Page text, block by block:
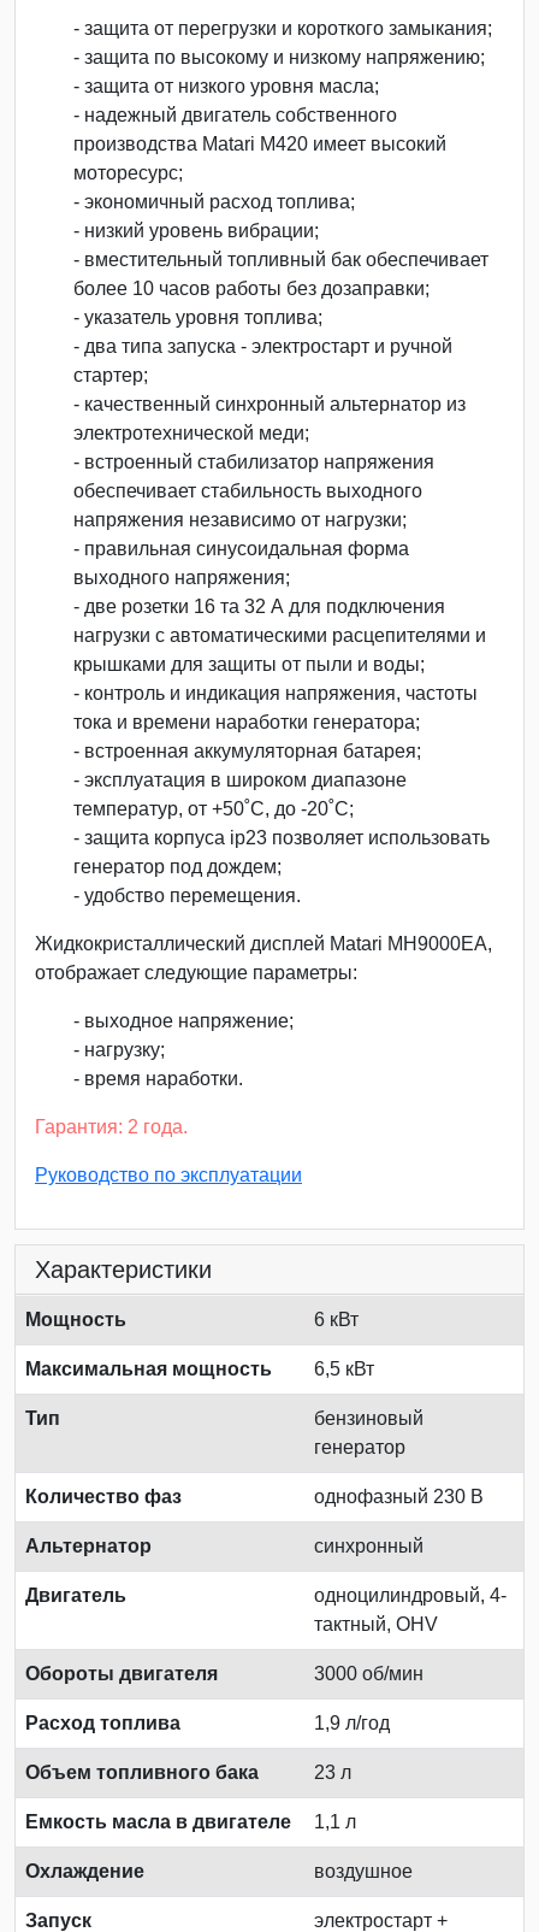
- защита от перегрузки и короткого замыкания;
- защита по высокому и низкому напряжению;
- защита от низкого уровня масла;
- надежный двигатель собственного
производства Matari M420 имеет высокий
моторесурс;
- экономичный расход топлива;
- низкий уровень вибрации;
- вместительный топливный бак обеспечивает
более 10 часов работы без дозаправки;
- указатель уровня топлива;
- два типа запуска - электростарт и ручной
стартер;
- качественный синхронный альтернатор из
электротехнической меди;
- встроенный стабилизатор напряжения
обеспечивает стабильность выходного
напряжения независимо от нагрузки;
- правильная синусоидальная форма
выходного напряжения;
- две розетки 16 та 32 А для подключения
нагрузки с автоматическими расцепителями и
крышками для защиты от пыли и воды;
- контроль и индикация напряжения, частоты
тока и времени наработки генератора;
- встроенная аккумуляторная батарея;
- эксплуатация в широком диапазоне
температур, от +50˚С, до -20˚С;
- защита корпуса ip23 позволяет использовать
генератор под дождем;
- удобство перемещения.
Жидкокристаллический дисплей Matari MH9000EA,
отображает следующие параметры:
- выходное напряжение;
- нагрузку;
- время наработки.
Гарантия: 2 года.
Руководство по эксплуатации
Характеристики
Мощность 6 кВт
Максимальная мощность 6,5 кВт
Тип
бензиновый
генератор
Количество фаз однофазный 230 В
Альтернатор синхронный
Двигатель
одноцилиндровый, 4-
тактный, OHV
Обороты двигателя 3000 об/мин
Расход топлива 1,9 л/год
Объем топливного бака 23 л
Емкость масла в двигателе 1,1 л
Охлаждение воздушное
Запуск
электростарт +